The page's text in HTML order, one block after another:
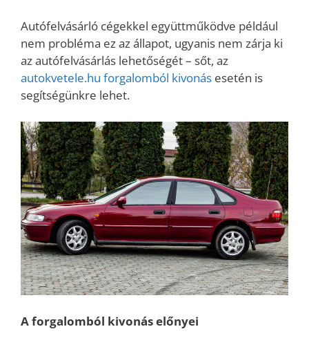
Autófelvásárló cégekkel együttműködve például
nem probléma ez az állapot, ugyanis nem zárja ki
az autófelvásárlás lehetőségét – sőt, az
autokvetele.hu forgalomból kivonás esetén is
segítségünkre lehet.
A forgalomból kivonás előnyei